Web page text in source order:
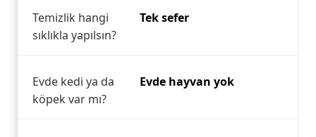
Temizlik hangi
sıklıkla yapılsın?
Tek sefer
Evde kedi ya da
köpek var mı?
Evde hayvan yok